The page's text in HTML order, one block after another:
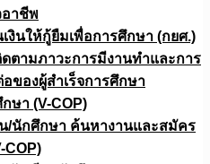
าชีพ
งินให้กู้ยืมเพื่อการศึกษา (กยศ.)
ตามภาวะการมีงานทำและการ
ของผู้สำเร็จการศึกษา
ษา (V-COP)
น/นักศึกษา ค้นหางานและสมัคร
COP)